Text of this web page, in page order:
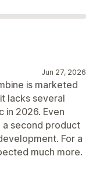
Jun 27, 2026
is marketed
lacks several
in 2026. Even
a second product
For a
much more.